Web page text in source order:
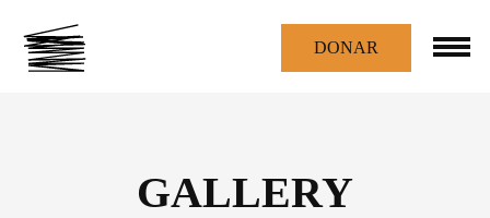
DONAR
GALLERY